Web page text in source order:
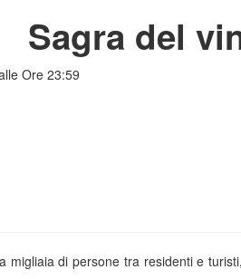
Sagra del
Ore 23:59
di persone tra residenti e